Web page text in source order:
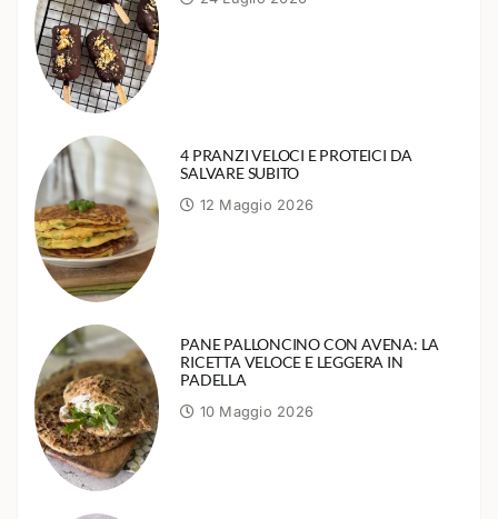
4 PRANZI VELOCI E PROTEICI DA
SALVARE SUBITO
12 Maggio 2026
PANE PALLONCINO CON AVENA: LA
RICETTA VELOCE E LEGGERA IN
PADELLA
10 Maggio 2026